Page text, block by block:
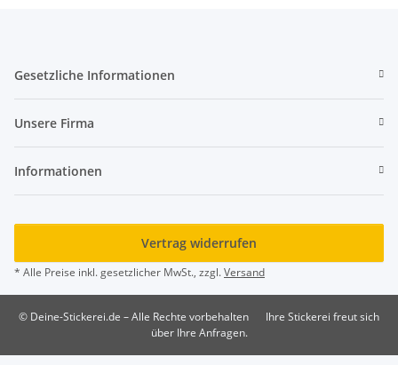
Gesetzliche Informationen
Unsere Firma
Informationen
Vertrag widerrufen
* Alle Preise inkl. gesetzlicher MwSt., zzgl.Versand
© Deine-Stickerei.de – Alle Rechte vorbehalten
Ihre Stickerei freut sich
über Ihre Anfragen.